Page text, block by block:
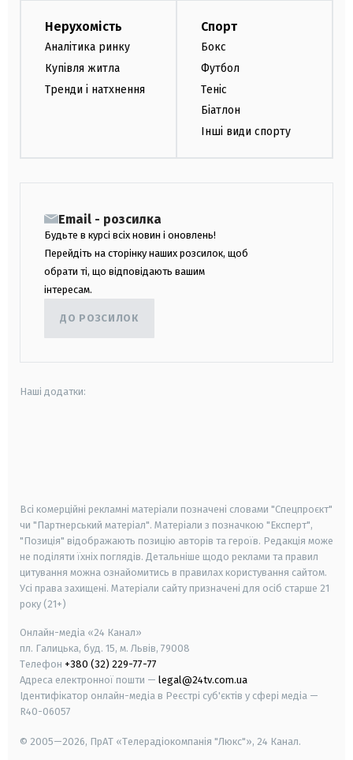
Нерухомість
Аналітика ринку
Купівля житла
Тренди і натхнення
Спорт
Бокс
Футбол
Теніс
Біатлон
Інші види спорту
Email - розсилка
Будьте в курсі всіх новин і оновлень!
Перейдіть на сторінку наших розсилок, щоб
обрати ті, що відповідають вашим
інтересам.
ДО РОЗСИЛОК
Наші додатки:
Всі комерційні рекламні матеріали позначені словами "Спецпроєкт"
чи "Партнерський матеріал". Матеріали з позначкою "Експерт",
"Позиція" відображають позицію авторів та героїв. Редакція може
не поділяти їхніх поглядів. Детальніше щодо реклами та правил
цитування можна ознайомитись в правилах користування сайтом.
Усі права захищені. Матеріали сайту призначені для осіб старше 21
року (21+)
Онлайн-медіа «24 Канал»
пл. Галицька, буд. 15, м. Львів, 79008
Телефон +380 (32) 229-77-77
Адреса електронної пошти — legal@24tv.com.ua
Ідентифікатор онлайн-медіа в Реєстрі суб'єктів у сфері медіа —
R40-06057
© 2005—2026, ПрАТ «Телерадіокомпанія "Люкс"», 24 Канал.